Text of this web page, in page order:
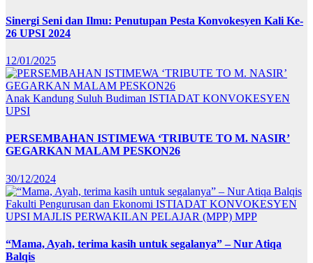
Sinergi Seni dan Ilmu: Penutupan Pesta Konvokesyen Kali Ke-
26 UPSI 2024
12/01/2025
Anak Kandung Suluh Budiman ISTIADAT KONVOKESYEN
UPSI
PERSEMBAHAN ISTIMEWA ‘TRIBUTE TO M. NASIR’
GEGARKAN MALAM PESKON26
30/12/2024
Fakulti Pengurusan dan Ekonomi ISTIADAT KONVOKESYEN
UPSI MAJLIS PERWAKILAN PELAJAR (MPP) MPP
“Mama, Ayah, terima kasih untuk segalanya” – Nur Atiqa
Balqis